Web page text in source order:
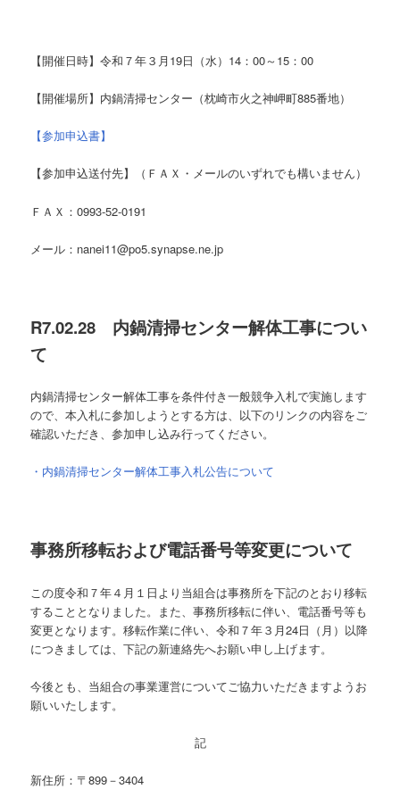
【開催日時】令和７年３月19日（水）14：00～15：00
【開催場所】内鍋清掃センター（枕崎市火之神岬町885番地）
【参加申込書】
【参加申込送付先】（ＦＡＸ・メールのいずれでも構いません）
ＦＡＸ：0993-52-0191
メール：nanei11@po5.synapse.ne.jp
R7.02.28 内鍋清掃センター解体工事につい
て
内鍋清掃センター解体工事を条件付き一般競争入札で実施します
ので、本入札に参加しようとする方は、以下のリンクの内容をご
確認いただき、参加申し込み行ってください。
・内鍋清掃センター解体工事入札公告について
事務所移転および電話番号等変更について
この度令和７年４月１日より当組合は事務所を下記のとおり移転
することとなりました。また、事務所移転に伴い、電話番号等も
変更となります。移転作業に伴い、令和７年３月24日（月）以降
につきましては、下記の新連絡先へお願い申し上げます。
今後とも、当組合の事業運営についてご協力いただきますようお
願いいたします。
記
新住所：〒899－3404